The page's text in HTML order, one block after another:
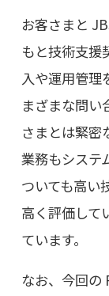
お客さまと
もと技術支援
入や運用管理
まざまな問い
さまとは緊密
業務もシステ
ついても高い
高く評価して
ています。
なお、今回の